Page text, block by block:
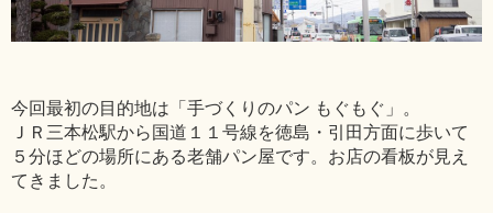
今回最初の目的地は「手づくりのパン もぐもぐ」。
ＪＲ三本松駅から国道１１号線を徳島・引田方面に歩いて
５分ほどの場所にある老舗パン屋です。お店の看板が見え
てきました。